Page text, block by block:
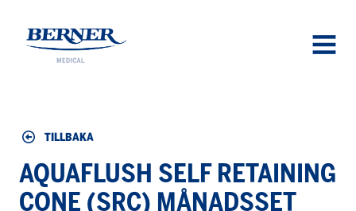
TILLBAKA
AQUAFLUSH SELF RETAINING
CONE (SRC) MÅNADSSET